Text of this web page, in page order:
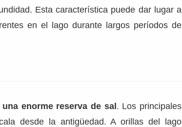
Esta característica puede dar lugar a
en el lago durante largos períodos de
una enorme reserva de sal. Los principales
desde la antigüedad. A orillas del lago